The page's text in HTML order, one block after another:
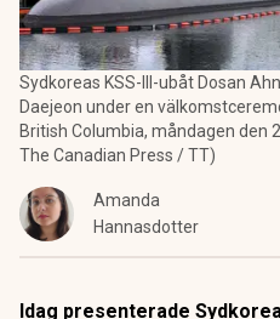
Sydkoreas KSS-III-ubåt Dosan
Daejeon under en
British Columbia, måndagen den
The Canadian Press / TT)
Amanda
Hannasdotter
Idag presenterade